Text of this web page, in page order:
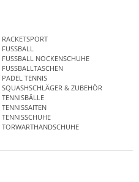
RACKETSPORT
FUSSBALL
FUSSBALL NOCKENSCHUHE
FUSSBALLTASCHEN
PADEL TENNIS
SQUASHSCHLÄGER & ZUBEHÖR
TENNISBÄLLE
TENNISSAITEN
TENNISSCHUHE
TORWARTHANDSCHUHE